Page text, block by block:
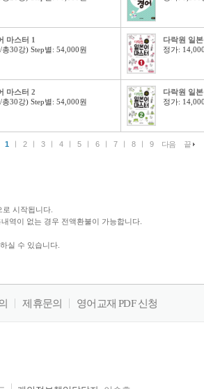
마스터 1
총30강) Step별: 54,000원
다락원 일
정가:
마스터 2
총30강) Step별: 54,000원
다락원 일
정가:
1 ㅣ 2 ㅣ 3 ㅣ 4 ㅣ 5 ㅣ 6 ㅣ 7 ㅣ 8 ㅣ 9 다음 끝
시작됩니다.
역이 없는 경우 전액환불이 가능합니다.
실 수 있습니다.
제휴문의 영어교재 PDF 신청